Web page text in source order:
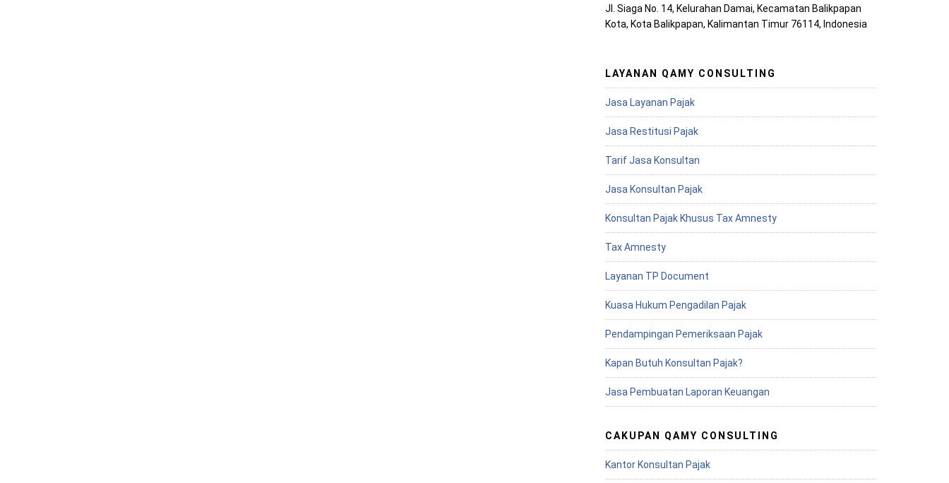
Jl. Siaga No. 14, Kelurahan Damai, Kecamatan Balikpapan
Kota, Kota Balikpapan, Kalimantan Timur 76114, Indonesia
LAYANAN QAMY CONSULTING
Jasa Layanan Pajak
Jasa Restitusi Pajak
Tarif Jasa Konsultan
Jasa Konsultan Pajak
Konsultan Pajak Khusus Tax Amnesty
Tax Amnesty
Layanan TP Document
Kuasa Hukum Pengadilan Pajak
Pendampingan Pemeriksaan Pajak
Kapan Butuh Konsultan Pajak?
Jasa Pembuatan Laporan Keuangan
CAKUPAN QAMY CONSULTING
Kantor Konsultan Pajak